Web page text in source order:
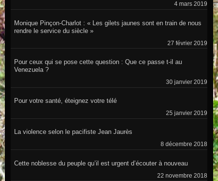
4 mars 2019
Monique Pinçon-Charlot : « Les gilets jaunes sont en train de nous
rendre le service du siècle »
27 février 2019
Pour ceux qui se pose cette question : Que ce passe t-il au
Venezuela ?
30 janvier 2019
Pour votre santé, éteignez votre télé
25 janvier 2019
La violence selon le pacifiste Jean Jaurès
8 décembre 2018
Cette noblesse du peuple qu’il est urgent d’écouter à nouveau
22 novembre 2018